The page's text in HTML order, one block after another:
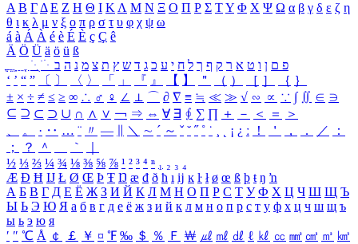
Α Β ΓΔ Ε Ζ Η Θ Ι ΚΛ Μ Ν Ξ Ο Π Ρ Σ ΤΥ Φ Χ Ψ Ω α β γ δ ε ζ η
θ ι κ λ μ ν ξ ο π ρ σ τ υ φ χ ψ ω
á à Á À é è É È ç Ç ê
Ä Ö Ü ä ö ü ß
ִֶֹ ֻּ ׁׂ פ ם ן ו ט א ר ק ף ך ל ח י ע כ ג ד ש ץ ת צ מ נ ה ב
‘ ’ “ ” 〔 〕 〈 〉 「 」 『 』 【 】 ＂ （ ） ［ ］ ｛ ｝
± × ÷ ≠ ≤ ≥ ∞ ∴ ♂ ♀ ∠ ⊥ ⌒ ∂ ∇ ≡ ≒ ≪ ≫ √ ∽ ∝ ∵ ∫ ∬ ∈ ∋
⊆ ⊇ ⊂ ⊃ ∪ ∩ ∧ ∨ ￢ ⇒ ⇔ ∀ ∃ ∮ ∑ ∏ ＋ － ＜ ＝
＞
、
。 · ‥ … ¨ 〃 ― ＼ ∼ ´ ～ ˇ ˘ ˝ ˚ ˙ ¸ ¡ ¿ ː ！ ＇ ， ． ／
：
；
？ ＾ ｀
½ ⅓ ⅔ ¼ ¾ ⅛ ⅜ ⅝ ⅞ ¹ ² ³ ⁴ ⁿ ₁ ₂ ₃ ₄
Æ Ð Ħ Ĳ Ł Ø Œ Þ Ŧ Ŋ æ đ ð ħ ı ĳ ĸ ŀ ł ø œ ß þ ŧ ŋ ŉ
А Б В Г Д Е Ё Ж З И Й К Л М Н О П Р С Т У Ф Х Ц Ч Ш Щ Ъ
Ы Ь Э Ю Я а б в г д е ё ж з и й к л м н о п р с т у ф х ц ч ш щ ъ
ы ь э ю я
′ ″ ℃ Å ￠ ￡ ￥ ¤ ℉ ‰ ＄ ％ Ｆ ￦ ㎕ ㎖ ㎗ ℓ ㎘ ㏄ ㎣ ㎤ ㎥ ㎦